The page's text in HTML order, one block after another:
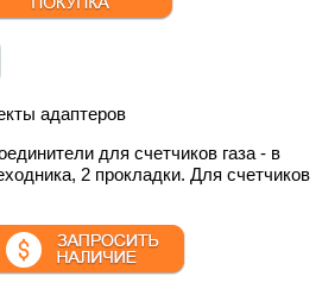
адаптеров
для счетчиков газа - в
2 прокладки. Для счетчиков